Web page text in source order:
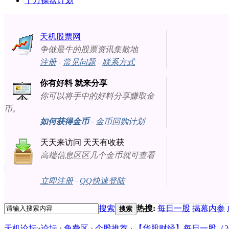
天机股票网
争做最牛的股票资讯集散地
注册- 常见问题- 联系方式
你有好料 就来分享
你可以将手中的好料分享赚取金
币。
如何获得金币- 金币回购计划
天天来访问 天天有收获
高端信息区区几个金币就可查看
立即注册- QQ快速登陆
搜索 搜索 热搜: 每日一股 揭幕内参